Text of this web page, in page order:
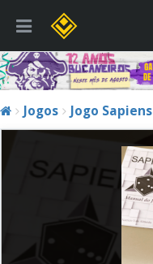
Jogos Jogo Sapiens